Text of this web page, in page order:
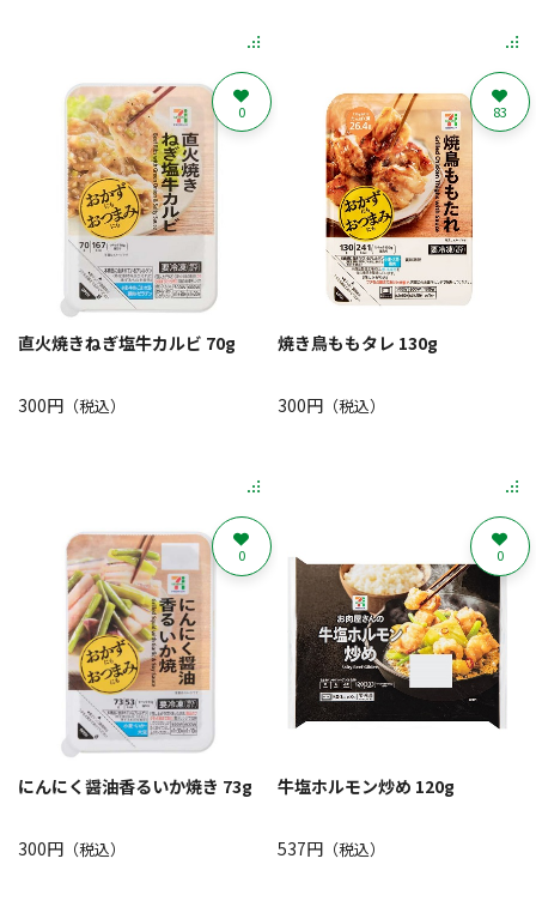
直火焼きねぎ塩牛カルビ 70g
300円 （税込）
0
焼き鳥ももタレ 130g
300円（税込）
83
にんにく醤油香るいか焼き 73g
300円 （税込）
0
牛塩ホルモン炒め 120g
537円（税込）
0